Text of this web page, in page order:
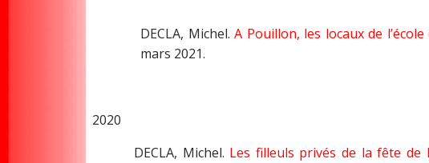
DECLA, Michel.A Pouillon, les locaux de
mars 2021.
2020
DECLA, Michel. Les filleuls privés de la fête de